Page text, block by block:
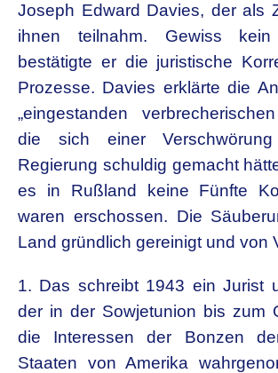
Joseph Edward Davies, der als
ihnen teilnahm. Gewiss kein
bestätigte er die juristische
Prozesse. Davies erklärte die
„eingestanden
die sich einer
Regierung schuldig gemacht
es in Rußland keine Fünfte
waren erschossen. Die
Land gründlich gereinigt und von
1. Das schreibt 1943 ein Jurist
der in der Sowjetunion bis zum
die Interessen der Bonzen
Staaten von Amerika